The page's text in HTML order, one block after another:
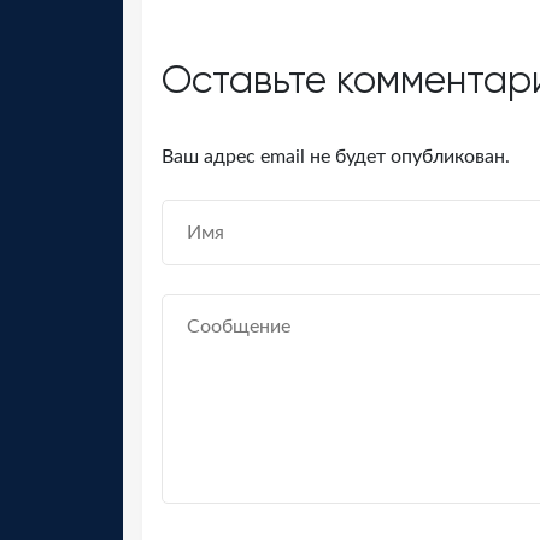
Оставьте
Ваш адрес email не будет опубликован.